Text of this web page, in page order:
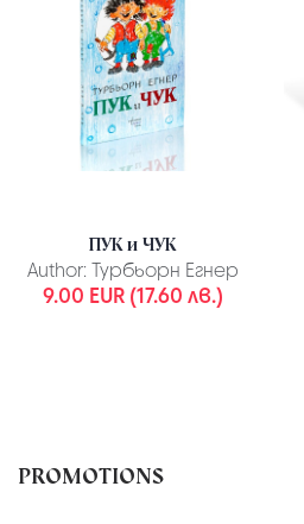
ПУК и ЧУК
Author: Турбьорн Егнер
9.00 EUR (17.60 лв.)
PROMOTIONS